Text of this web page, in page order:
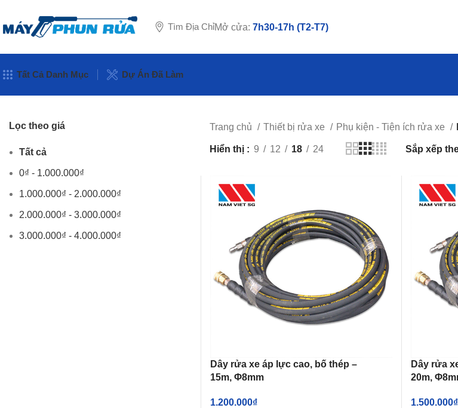
Tìm Địa ChỉMở cửa: 7h30-17h (T2-T7)
Tất Cả Danh Mục Dự Án Đã Làm
Lọc theo giá
Tất cả
0₫ - 1.000.000₫
1.000.000₫ - 2.000.000₫
2.000.000₫ - 3.000.000₫
3.000.000₫ - 4.000.000₫
Trang chủ Thiết bị rửa xe Phụ kiện - Tiện ích rửa xe
Hiển thị 9 12 18 24
Dây rửa xe áp lực cao, bố thép –
15m, Φ8mm
1.200.000₫
Dây rửa
20m,
1.500.000₫